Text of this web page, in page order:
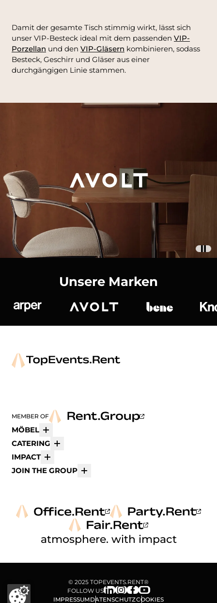
Damit der gesamte Tisch stimmig wirkt, lässt sich
unser VIP-Besteck ideal mit dem passenden VIP-
Porzellan und den VIP-Gläsern kombinieren, sodass
Besteck, Geschirr und Gläser aus einer
durchgängigen Linie stammen.
Unsere Marken
MEMBER OF
MÖBEL
CATERING
IMPACT
JOIN THE GROUP
atmosphere. with impact
© 2025 TOPEVENTS.RENT®
FOLLOW US
IMPRESSUMDATENSCHUTZCOOKIES